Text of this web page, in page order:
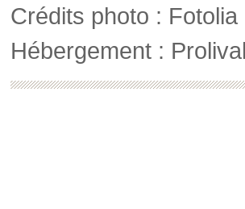
Crédits photo : Fotolia
Hébergement : Prolival